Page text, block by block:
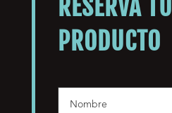
RESERVA TU
PRODUCTO